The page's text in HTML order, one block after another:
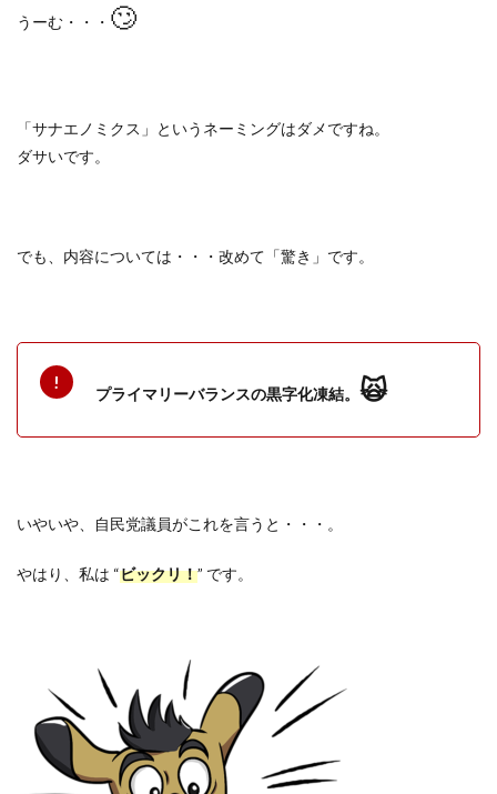
うーむ・・・ 🙄
「サナエノミクス」というネーミングはダメですね。
ダサいです。
でも、内容については・・・改めて「驚き」です。
プライマリーバランスの黒字化凍結。 🙀
いやいや、自民党議員がこれを言うと・・・。
やはり、私は “ビックリ！” です。